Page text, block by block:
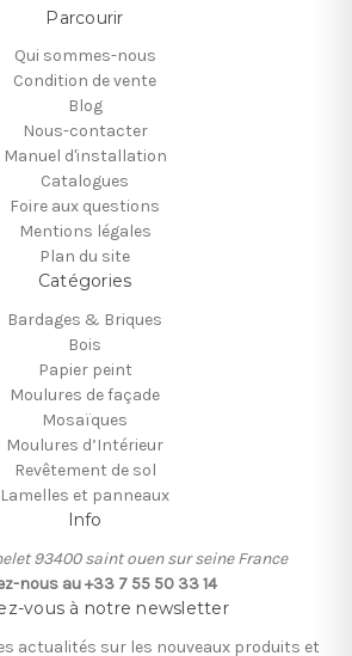
Parcourir
Qui sommes-nous
Condition de vente
Blog
Nous-contacter
Manuel d'installation
Catalogues
Foire aux questions
Mentions légales
Plan du site
Catégories
Bardages & Briques
Bois
Papier peint
Moulures de façade
Mosaïques
Moulures d’Intérieur
Revêtement de sol
Lamelles et panneaux
Info
93400 saint ouen sur seine France
nous au +33 7 55 50 33 14
vous à notre newsletter
actualités sur les nouveaux produits et